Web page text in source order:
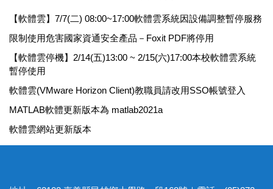
【軟體雲】7/7(二) 08:00~17:00軟體雲系統因設備調整暫停服務
限制使用危害國家資通安全產品－Foxit PDF將停用
【軟體雲停機】2/14(五)13:00 ~ 2/15(六)17:00本校軟體雲系統
暫停使用
軟體雲(VMware Horizon Client)教職員請改用SSO帳號登入
MATLAB軟體更新版本為 matlab2021a
軟體雲網站更新版本